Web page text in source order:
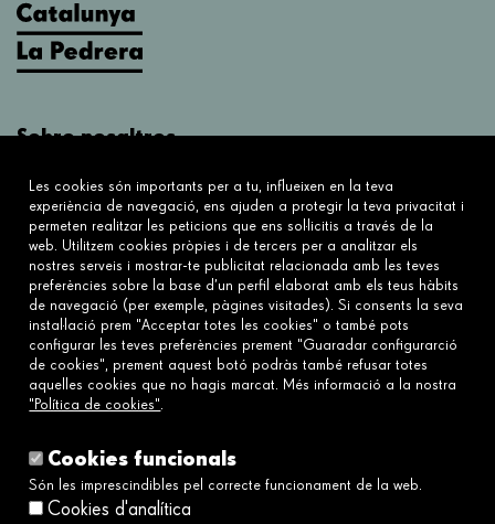
Sobre nosaltres
Sobre nosaltres
Connecta
Contacta'ns
Preguntes freqüents
Enllaços
Política de cookies
Política de privacitat
Política de xarxes socials
Les cookies són importants per a tu, influeixen en la teva
experiència de navegació, ens ajuden a protegir la teva privacitat i
permeten realitzar les peticions que ens sol·licitis a través de la
web. Utilitzem cookies pròpies i de tercers per a analitzar els
nostres serveis i mostrar-te publicitat relacionada amb les teves
preferències sobre la base d’un perfil elaborat amb els teus hàbits
de navegació (per exemple, pàgines visitades). Si consents la seva
instal·lació prem "Acceptar totes les cookies" o també pots
configurar les teves preferències prement "Guaradar configurarció
de cookies", prement aquest botó podràs també refusar totes
aquelles cookies que no hagis marcat. Més informació a la nostra
"Política de cookies".
Cookies funcionals
Són les imprescindibles pel correcte funcionament de la web.
Cookies d'analítica